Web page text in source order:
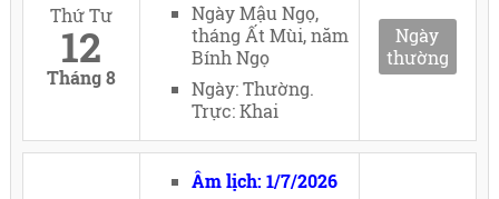
Thứ Tư
12
Tháng 8
Ngày Mậu Ngọ,
tháng Ất Mùi, năm
Bính Ngọ
Ngày: Thường.
Trực: Khai
Ngày
thường
Âm lịch: 1/7/2026